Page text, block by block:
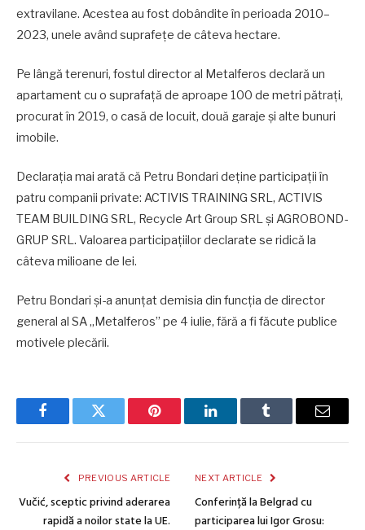
extravilane. Acestea au fost dobândite în perioada 2010–
2023, unele având suprafețe de câteva hectare.
Pe lângă terenuri, fostul director al Metalferos declară un
apartament cu o suprafață de aproape 100 de metri pătrați,
procurat în 2019, o casă de locuit, două garaje și alte bunuri
imobile.
Declarația mai arată că Petru Bondari deține participații în
patru companii private: ACTIVIS TRAINING SRL, ACTIVIS
TEAM BUILDING SRL, Recycle Art Group SRL și AGROBOND-
GRUP SRL. Valoarea participațiilor declarate se ridică la
câteva milioane de lei.
Petru Bondari și-a anunțat demisia din funcția de director
general al SA „Metalferos” pe 4 iulie, fără a fi făcute publice
motivele plecării.
FacebookTwitter Pinterest LinkedInTumblr Email
PREVIOUS ARTICLE
Vučić, sceptic privind aderarea
rapidă a noilor state la UE.
NEXT ARTICLE
Conferință la Belgrad cu
participarea lui Igor Grosu: